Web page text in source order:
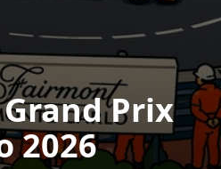
Prix
2026